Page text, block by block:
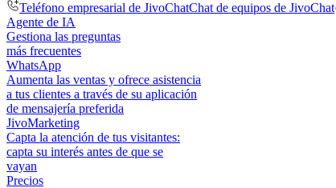
Teléfono empresarial de JivoChatChat de equipos de JivoChat
Agente de IA
Gestiona las preguntas
más frecuentes
WhatsApp
Aumenta las ventas y ofrece asistencia
a tus clientes a través de su aplicación
de mensajería preferida
JivoMarketing
Capta la atención de tus visitantes:
capta su interés antes de que se
vayan
Precios